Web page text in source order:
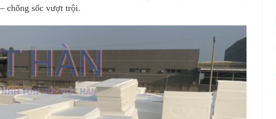
chống sốc vượt trội.